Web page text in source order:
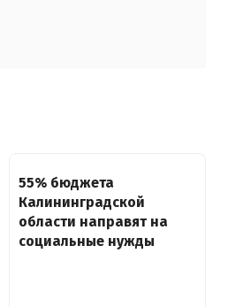
55% бюджета
Калининградской
области направят на
социальные нужды